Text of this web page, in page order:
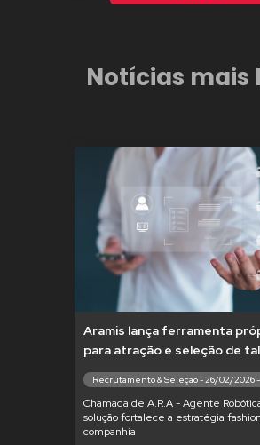
Notícias mais
Aramis lança ferramenta
para atração e seleção de
Recrutamento & Seleção - 26/02/2026
Chamada de A.R.A - Agente
solução fortalece a estratégia
companhia